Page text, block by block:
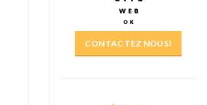
CONTACTEZ NOUS!